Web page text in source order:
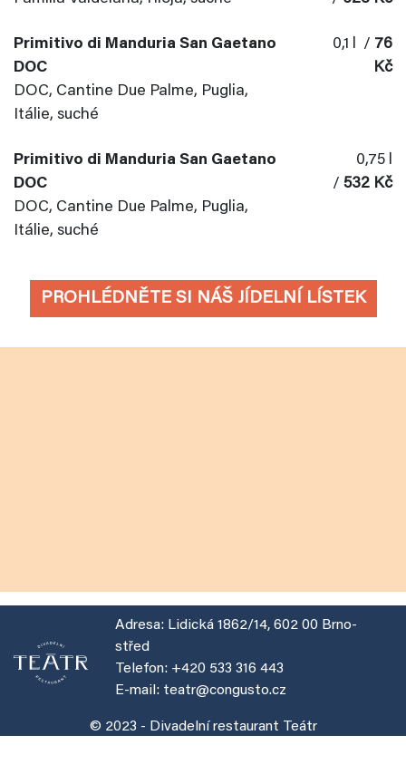
Primitivo di Manduria San Gaetano
DOC
DOC, Cantine Due Palme, Puglia,
Itálie, suché
0,1 l / 76
Kč
Primitivo di Manduria San Gaetano
DOC
DOC, Cantine Due Palme, Puglia,
Itálie, suché
0,75 l
/ 532 Kč
PROHLÉDNĚTE SI NÁŠ JÍDELNÍ LÍSTEK
Adresa: Lidická 1862/14, 602 00 Brno-
střed
Telefon: +420 533 316 443
E-mail: teatr@congusto.cz
© 2023 - Divadelní restaurant Teátr